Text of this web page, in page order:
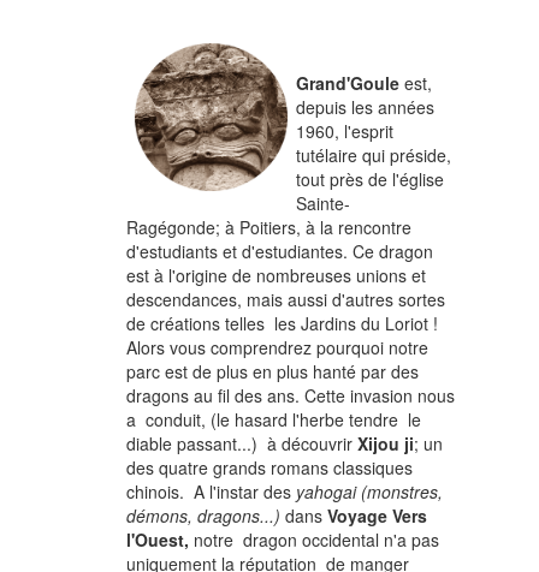
Grand'Goule est,
depuis les années
1960, l'esprit
tutélaire qui préside,
tout près de l'église
Sainte-
Ragégonde; à Poitiers, à la rencontre
d'estudiants et d'estudiantes. Ce dragon
est à l'origine de nombreuses unions et
descendances, mais aussi d'autres sortes
de créations telles les Jardins du Loriot !
Alors vous comprendrez pourquoi notre
parc est de plus en plus hanté par des
dragons au fil des ans. Cette invasion nous
a conduit, (le hasard l'herbe tendre le
diable passant...) à découvrir Xijou ji; un
des quatre grands romans classiques
chinois. A l'instar des yahogai (monstres,
démons, dragons...) dans Voyage Vers
l'Ouest, notre dragon occidental n'a pas
uniquement la réputation de manger